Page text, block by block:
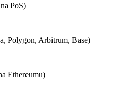
PoS)
Polygon, Arbitrum, Base)
Ethereumu)